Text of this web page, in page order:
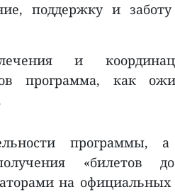
поддержку и
и
программа, как
программы,
«билетов
на